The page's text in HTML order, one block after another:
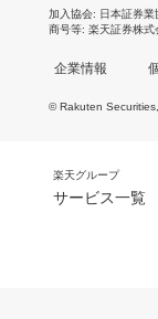
加入協会 日本証券業
商号等 楽天証券株式
企業情報
© Rakuten
楽天グループ
サービス一覧